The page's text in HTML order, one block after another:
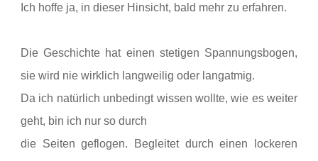
Ich hoffe ja, in dieser Hinsicht, bald mehr zu erfahren.
Die Geschichte hat einen stetigen Spannungsbogen,
sie wird nie wirklich langweilig oder langatmig.
Da ich natürlich unbedingt wissen wollte, wie es weiter
geht, bin ich nur so durch
die Seiten geflogen. Begleitet durch einen lockeren